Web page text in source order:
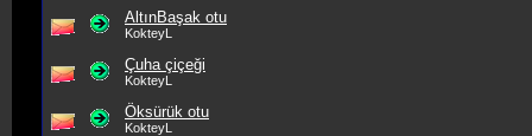
AltınBaşak otu
KokteyL
Çuha çiçeği
KokteyL
Öksürük otu
KokteyL